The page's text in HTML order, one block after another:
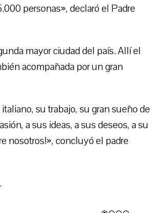
personas», declaró el Padre
mayor ciudad del país. Allí el
acompañada por un gran
su trabajo, su gran sueño de
a sus ideas, a sus deseos, a su
nosotros!», concluyó el padre